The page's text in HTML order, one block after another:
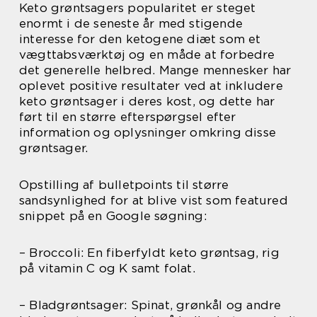
Keto grøntsagers popularitet er steget
enormt i de seneste år med stigende
interesse for den ketogene diæt som et
vægttabsværktøj og en måde at forbedre
det generelle helbred. Mange mennesker har
oplevet positive resultater ved at inkludere
keto grøntsager i deres kost, og dette har
ført til en større efterspørgsel efter
information og oplysninger omkring disse
grøntsager.
Opstilling af bulletpoints til større
sandsynlighed for at blive vist som featured
snippet på en Google søgning:
– Broccoli: En fiberfyldt keto grøntsag, rig
på vitamin C og K samt folat.
– Bladgrøntsager: Spinat, grønkål og andre